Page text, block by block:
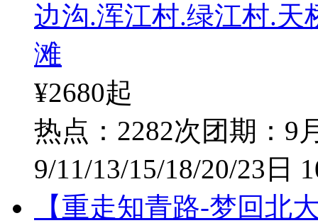
边沟.浑江村.绿江村.天
滩
¥2680起
热点：2282次 团期：9
9/11/13/15/18/20/23日
【重走知青路-梦回北